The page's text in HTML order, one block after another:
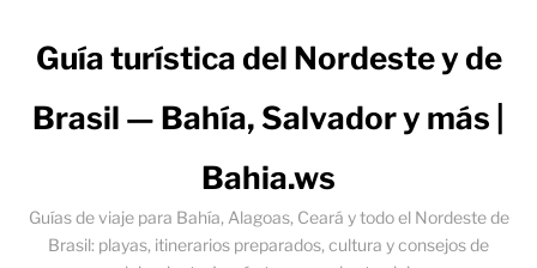
Guía turística del Nordeste y de
Brasil — Bahía, Salvador y más |
Bahia.ws
Guías de viaje para Bahía, Alagoas, Ceará y todo el Nordeste de
Brasil: playas, itinerarios preparados, cultura y consejos de